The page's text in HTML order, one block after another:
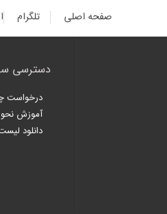
صفحه اصلی تلگرام
دسترسی
درخواست
آموزش
دانلود